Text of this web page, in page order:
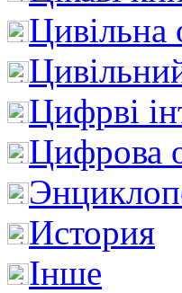
Цивільна
Цифрві
Цифрова
История
Інше